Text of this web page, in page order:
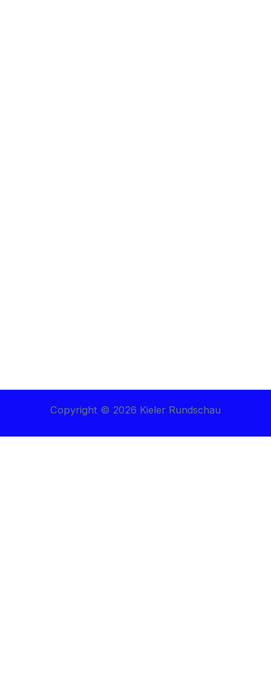
Copyright © 2026 Kieler Rundschau